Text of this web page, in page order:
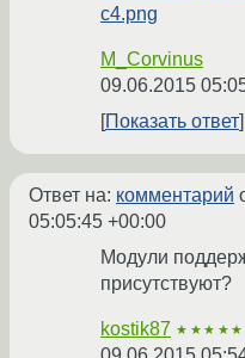
c4.png
M_Corvinus
09.06.2015
Показать ответ
Ответ на: комментарий
05:05:45 +00:00
Модули
присутствуют?
kostik87 ★★★★★